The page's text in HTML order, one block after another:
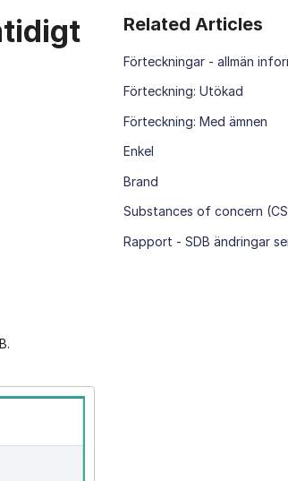
Related Articles
Förteckningar - allmän
Förteckning: Utökad
Förteckning: Med ämnen
Enkel
Brand
Substances of concern
Rapport - SDB ändringar